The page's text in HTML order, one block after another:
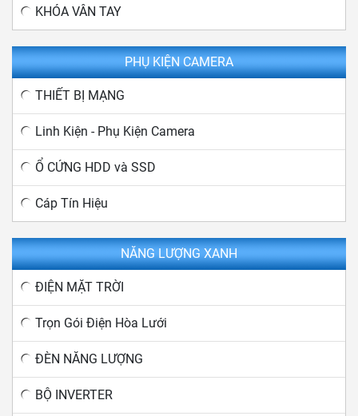
KHÓA VÂN TAY
PHỤ KIỆN CAMERA
THIẾT BỊ MẠNG
Linh Kiện - Phụ Kiện Camera
Ổ CỨNG HDD và SSD
Cáp Tín Hiệu
NĂNG LƯỢNG XANH
ĐIỆN MẶT TRỜI
Trọn Gói Điện Hòa Lưới
ĐÈN NĂNG LƯỢNG
BỘ INVERTER